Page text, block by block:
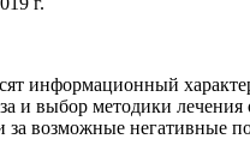
информационный
и выбор методики
возможные негативные